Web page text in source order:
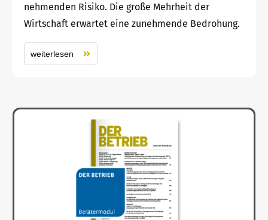
nehmenden Risiko. Die große Mehrheit der
Wirtschaft erwartet eine zunehmende Bedrohung.
weiterlesen